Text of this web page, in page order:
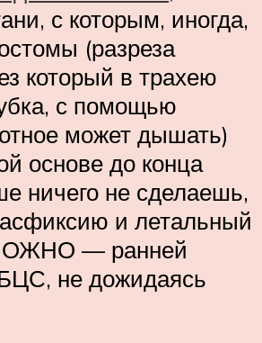
с которым, иногда,
(разреза
который в трахею
с помощью
может дышать)
основе до конца
ничего не сделаешь,
асфиксию и летальный
— ранней
не дожидаясь